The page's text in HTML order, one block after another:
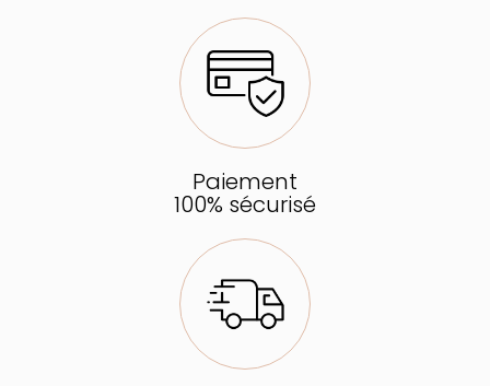
Paiement
100% sécurisé